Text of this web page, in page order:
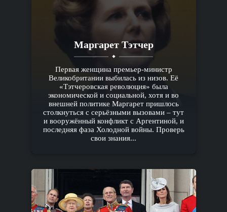
Маргарет Тэтчер
Первая женщина премьер-министр
Великобритании выбилась из низов. Её
«Тэтчеровская революция» была
экономической и социальной, хотя и во
внешней политике Маргарет пришлось
столкнуться с серьёзными вызовами – тут
и вооружённый конфликт с Аргентиной, и
последняя фаза Холодной войны. Проверь
свои знания...